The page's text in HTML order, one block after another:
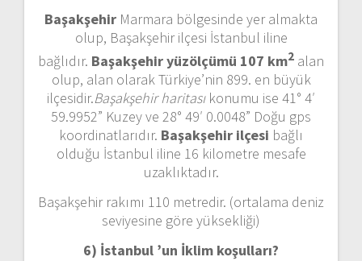
Başakşehir Marmara bölgesinde yer almakta
olup, Başakşehir ilçesi İstanbul iline
bağlıdır. Başakşehir yüzölçümü 107 km2 alan
olup, alan olarak Türkiye’nin 899. en büyük
ilçesidir.Başakşehir haritasıkonumu ise 41° 4′
59.9952” Kuzey ve 28° 49′ 0.0048” Doğu gps
koordinatlarıdır. Başakşehir ilçesi bağlı
olduğu İstanbul iline 16 kilometre mesafe
uzaklıktadır.
Başakşehir rakımı 110 metredir. (ortalama deniz
seviyesine göre yüksekliği)
6) İstanbul ’un İklim koşulları?